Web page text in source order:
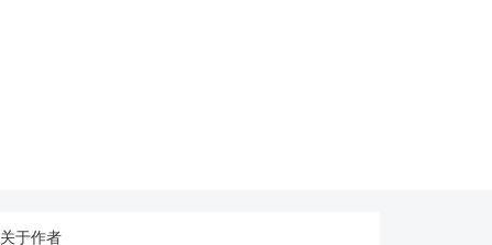
关于作者